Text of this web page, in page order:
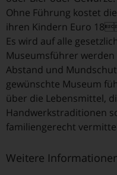
Ohne Führung kostet
ihren Kindern Euro
Es wird auf alle
Museumsführer
Abstand und
gewünschte Museum
über die Lebensmittel,
Handwerkstraditionen
familiengerecht
Weitere